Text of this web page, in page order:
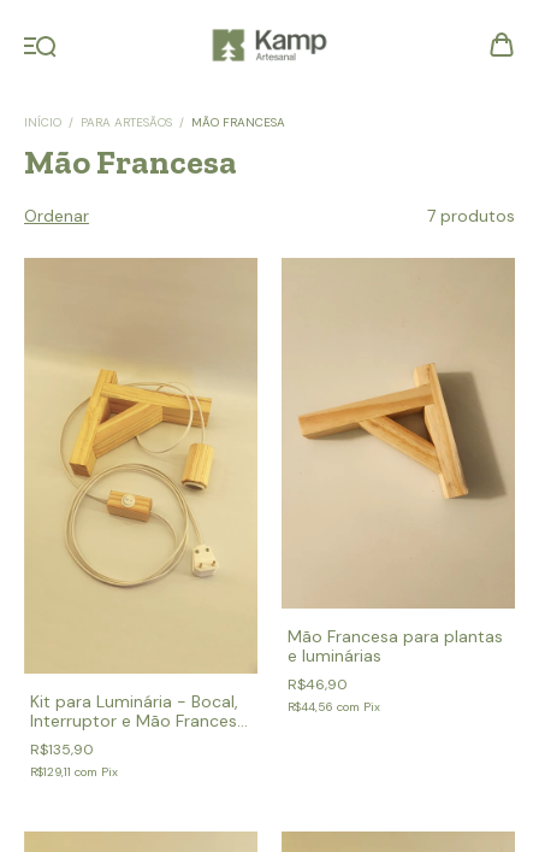
INÍCIO / PARA ARTESÃOS / MÃO FRANCESA
Mão Francesa
Ordenar 7 produtos
Kit para Luminária - Bocal,
Interruptor e Mão Francesa
de Madeira Pinus
R$135,90
R$129,11 com Pix
Mão Francesa para plantas
e luminárias
R$46,90
R$44,56 com Pix